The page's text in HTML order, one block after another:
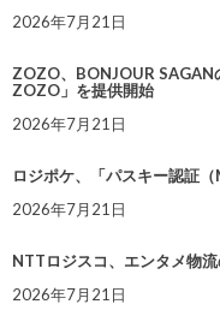
2026年7月21日
ZOZO、BONJOUR
ZOZO」を提供開始
2026年7月21日
ロジポケ、「パスキー認証
2026年7月21日
NTTロジスコ、エンタメ物
2026年7月21日